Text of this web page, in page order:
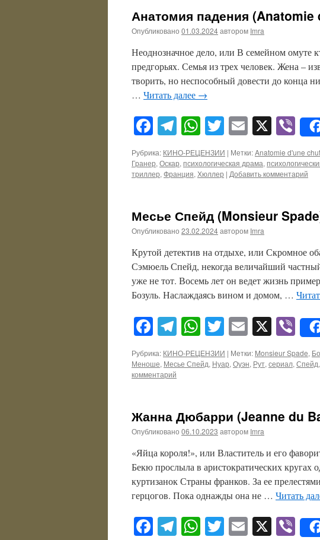
Анатомия падения (Anatomie
Опубликовано 01.03.2024автором Imra
Неоднозначное дело, или В семейном омуте
предгорьях. Семья из трех человек. Жена –
творить, но неспособный довести до конца
… Читать далее →
Facebook
Telegram
WhatsApp
Twitter
Email
X
Рубрика: КИНО-РЕЦЕНЗИИ | Метки:Anatomie d'une
Гранер,Оскар,психологическая драма,
триллер,Франция,Хюллер | Добавить комментарий
Месье Спейд (Monsieur
Опубликовано 23.02.2024автором Imra
Крутой детектив на отдыхе, или Скромное
Сэмюель Спейд, некогда величайший
уже не тот. Восемь лет он ведет жизнь
Бозуль. Наслаждаясь вином и домом, …
Facebook
Telegram
WhatsApp
Twitter
Email
X
Рубрика: КИНО-РЕЦЕНЗИИ | Метки: Monsieur Spade,
Меноше, Месье Спейд, Нуар, Оуэн, Рут, сериал, Спейд,
комментарий
Жанна Дюбарри (Jeanne du
Опубликовано 06.10.2023 автором Imra
«Яйца короля!», или Властитель и его
Бекю прослыла в аристократических
куртизанок Страны франков. За ее
герцогов. Пока однажды она не … Читать
Facebook
Telegram
WhatsApp
Twitter
Email
X